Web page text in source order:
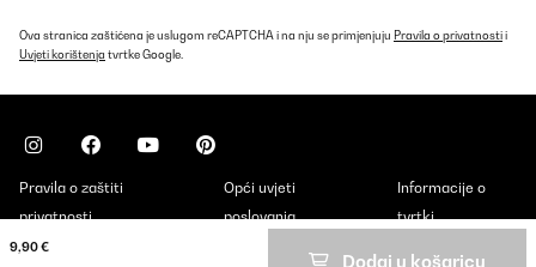
9,90 €
Dodaj u košaricu
Ova stranica zaštićena je uslugom reCAPTCHA i na nju se primjenjuju Pravila o privatnostii
Uvjeti korištenja tvrtke Google.
Pravila o zaštiti
privatnosti
Opći uvjeti
poslovanja
Informacije o
tvrtki